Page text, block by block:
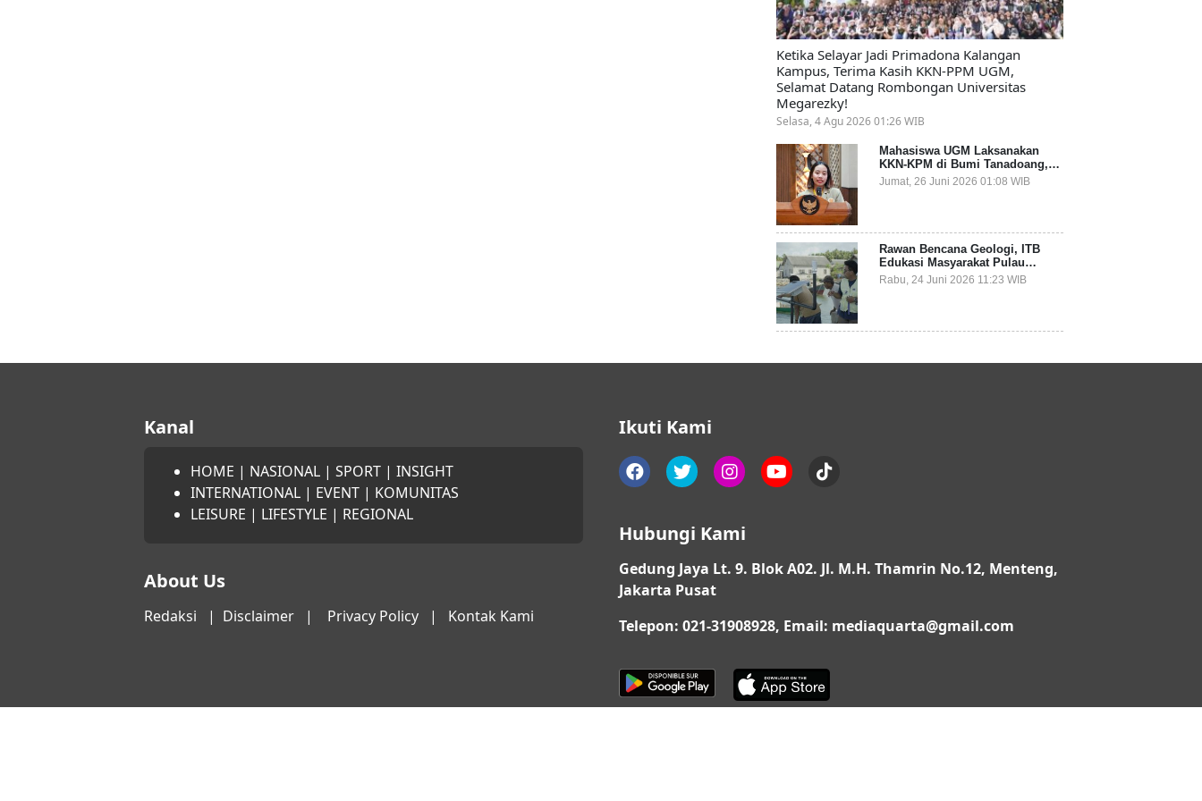
Ketika Selayar Jadi Primadona Kalangan
Kampus, Terima Kasih KKN-PPM UGM,
Selamat Datang Rombongan Universitas
Megarezky!
Selasa, 4 Agu 2026 01:26 WIB
Mahasiswa UGM Laksanakan
KKN-KPM di Bumi Tanadoang,
Diminta Dukung Gemerlap dan
Beri Solusi pada Persoalan
Jumat, 26 Juni 2026 01:08 WIB
Rawan Bencana Geologi, ITB
Edukasi Masyarakat Pulau
Terluar Kepulauan Selayar
Terkait Mitigasi Berbasis
Rabu, 24 Juni 2026 11:23 WIB
Kanal
HOME | NASIONAL | SPORT | INSIGHT
INTERNATIONAL | EVENT | KOMUNITAS
LEISURE | LIFESTYLE | REGIONAL
About Us
Redaksi | Disclaimer | Privacy Policy | Kontak Kami
Ikuti Kami
Hubungi Kami
Gedung Jaya Lt. 9. Blok A02. Jl. M.H. Thamrin No.12, Menteng,
Jakarta Pusat
Telepon: 021-31908928, Email: mediaquarta@gmail.com